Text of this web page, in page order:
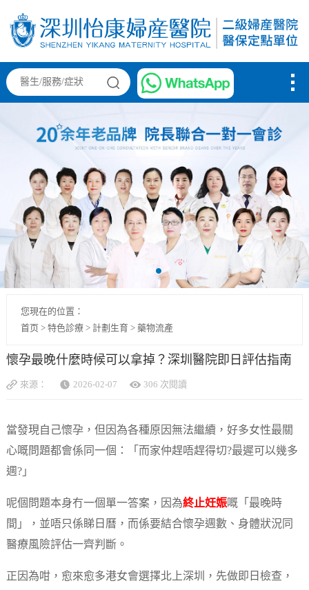
您現在的位置：
首页 > 特色診療> 計劃生育> 藥物流產
懷孕最晚什麼時候可以拿掉？深圳醫院即日評估指南
來源： 2026-02-07 306 次閱讀
當發現自己懷孕，但因為各種原因無法繼續，好多女性最關
心嘅問題都會係同一個：「而家仲趕唔趕得切?最遲可以幾多
週?」
呢個問題本身冇一個單一答案，因為終止妊娠嘅「最晚時
間」，並唔只係睇日曆，而係要結合懷孕週數、身體狀況同
醫療風險評估一齊判斷。
正因為咁，愈來愈多港女會選擇北上深圳，先做即日檢查，